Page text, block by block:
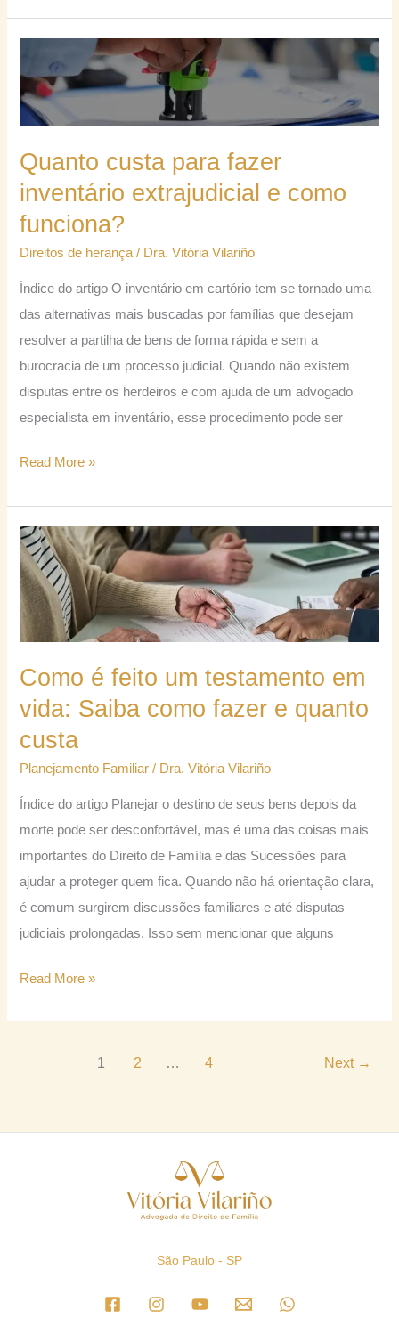
Quanto custa para fazer
inventário extrajudicial e como
funciona?
Direitos de herança / Dra. Vitória Vilariño
Índice do artigo O inventário em cartório tem se tornado uma
das alternativas mais buscadas por famílias que desejam
resolver a partilha de bens de forma rápida e sem a
burocracia de um processo judicial. Quando não existem
disputas entre os herdeiros e com ajuda de um advogado
especialista em inventário, esse procedimento pode ser
custa
para
fazer
inventário
extrajudicial
e
como
funciona?
Read More »
Como é feito um testamento em
vida: Saiba como fazer e quanto
custa
Planejamento Familiar / Dra. Vitória Vilariño
Índice do artigo Planejar o destino de seus bens depois da
morte pode ser desconfortável, mas é uma das coisas mais
importantes do Direito de Família e das Sucessões para
ajudar a proteger quem fica. Quando não há orientação clara,
é comum surgirem discussões familiares e até disputas
judiciais prolongadas. Isso sem mencionar que alguns
Como
é
feito
um
testamento
em
Saiba
como
fazer
e
custa
Read More »
1 2 … 4 Next →
São Paulo - SP